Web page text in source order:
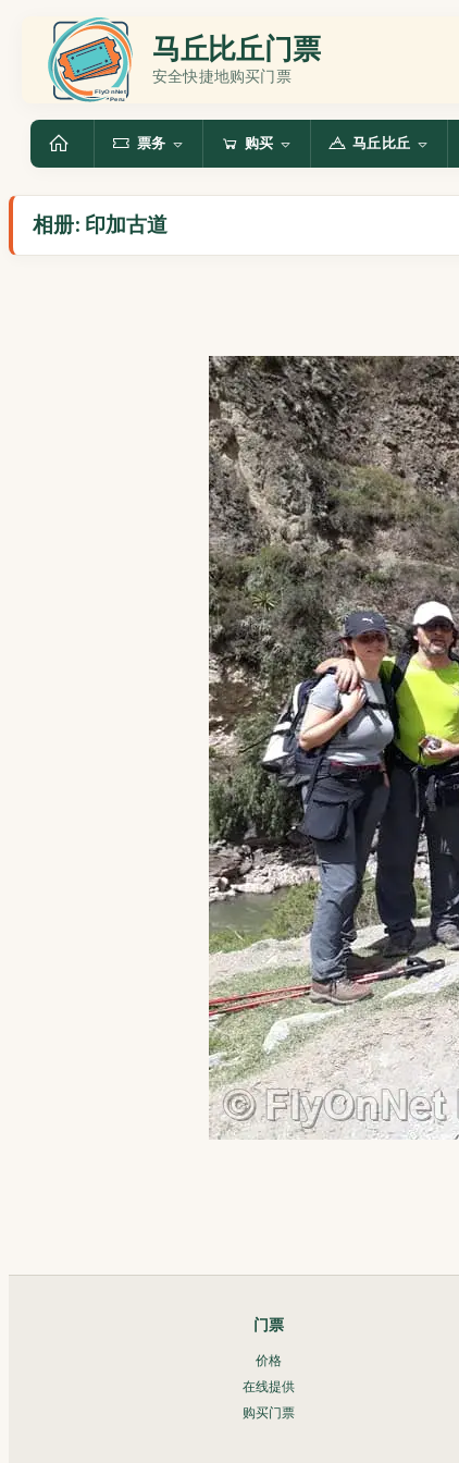
马丘比丘门票
安全快捷地购买门票
票务 购买 马丘比丘
相册: 印加古道
门票
价格
在线提供
购买门票